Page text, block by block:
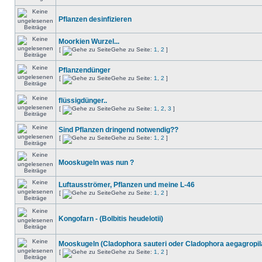
Pflanzen desinfizieren
Moorkien Wurzel...
[ Gehe zu Seite: 1 2 ]
Pflanzendünger
[ Gehe zu Seite: 1 2 ]
flüssigdünger..
[ Gehe zu Seite: 1 2 3 ]
Sind Pflanzen dringend notwendig??
[ Gehe zu Seite: 1 2 ]
Mooskugeln was nun ?
Luftausströmer, Pflanzen und meine L-46
[ Gehe zu Seite: 1 2 ]
Kongofarn - (Bolbitis heudelotii)
Mooskugeln (Cladophora sauteri oder Cladophora
[ Gehe zu Seite: 1 2 ]